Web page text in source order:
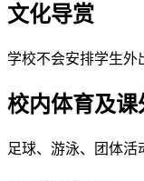
文化导赏
学校不会安排学生外
校内体育及课
足球、游泳、团体活